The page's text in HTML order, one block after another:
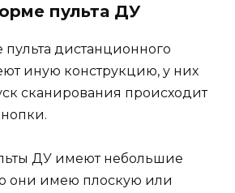
пульта ДУ
дистанционного
иную конструкцию, у них
сканирования происходит
ДУ имеют небольшие
они имею плоскую или